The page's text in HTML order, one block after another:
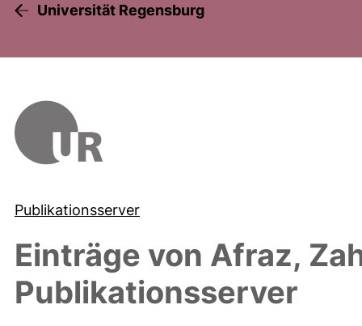
Universität Regensburg
Publikationsserver
Einträge von Afraz,
Publikationsserver